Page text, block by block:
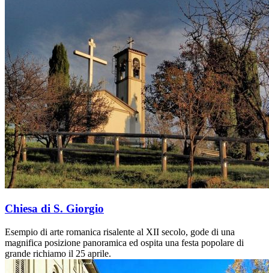
Chiesa di S. Giorgio
Esempio di arte romanica risalente al XII secolo, gode di una
magnifica posizione panoramica ed ospita una festa popolare di
grande richiamo il 25 aprile.